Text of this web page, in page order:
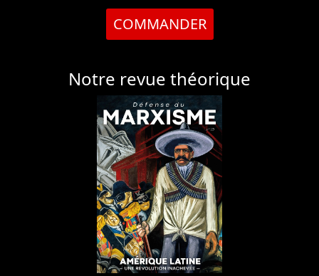
COMMANDER
Notre revue théorique